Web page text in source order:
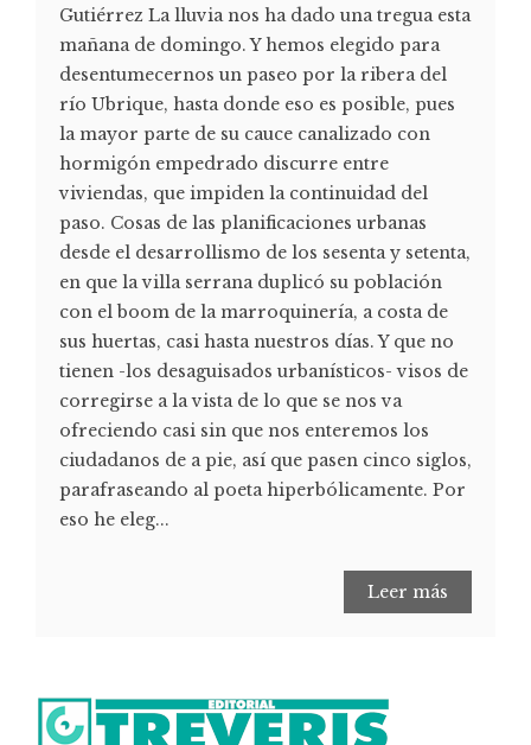
Gutiérrez La lluvia nos ha dado una tregua esta
mañana de domingo. Y hemos elegido para
desentumecernos un paseo por la ribera del
río Ubrique, hasta donde eso es posible, pues
la mayor parte de su cauce canalizado con
hormigón empedrado discurre entre
viviendas, que impiden la continuidad del
paso. Cosas de las planificaciones urbanas
desde el desarrollismo de los sesenta y setenta,
en que la villa serrana duplicó su población
con el boom de la marroquinería, a costa de
sus huertas, casi hasta nuestros días. Y que no
tienen -los desaguisados urbanísticos- visos de
corregirse a la vista de lo que se nos va
ofreciendo casi sin que nos enteremos los
ciudadanos de a pie, así que pasen cinco siglos,
parafraseando al poeta hiperbólicamente. Por
eso he eleg...
Leer más